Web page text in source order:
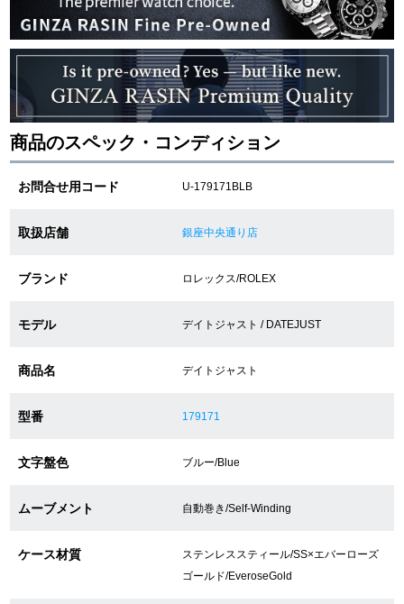
ご利用ガイド
GINZA RASINのプレミアムクオリティについて
送料・お支払方法
ショッピングローンの流れ
ショップサービス
保証・アフターサービス
ラッピングサービス
商品のスペック・コンディション
お問合せ用コード U-179171BLB
取扱店舗 銀座中央通り店
ブランド ロレックス/ROLEX
モデル デイトジャスト / DATEJUST
商品名 デイトジャスト
型番 179171
文字盤色 ブルー/Blue
ムーブメント 自動巻き/Self-Winding
ケース材質
ステンレススティール/SS×エバーローズ
ゴールド/EveroseGold